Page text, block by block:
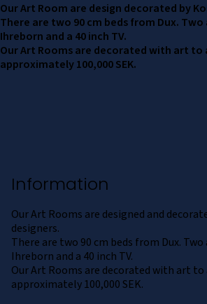
Our Art Room are design decorated by
There are two 90 cm beds from Dux.
Ihreborn and a 40 inch TV.
Our Art Rooms are decorated with art to
approximately 100,000 SEK.
Information
Our Art Rooms are designed and
designers.
There are two 90 cm beds from Dux.
Ihreborn and a 40 inch TV.
Our Art Rooms are decorated with art to
approximately 100,000 SEK.